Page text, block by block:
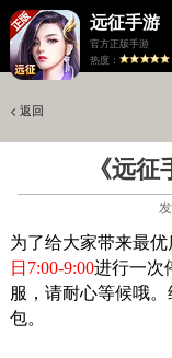
远征手游
官方正版手游
热度：
< 返回
< 返回
《远
为了给大家带来最
日7:00-9:00进行一次
服，请耐心等候哦
包。